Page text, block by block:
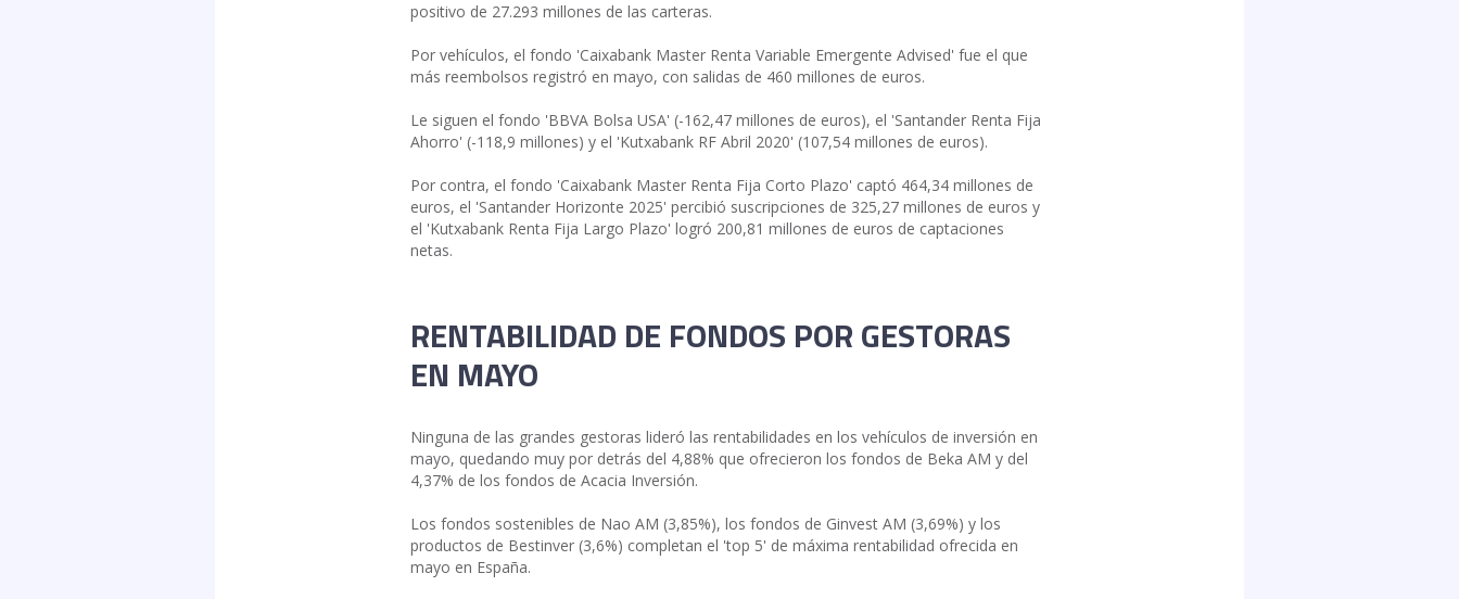
positivo de 27.293 millones de las carteras.
Por vehículos, el fondo 'Caixabank Master Renta Variable Emergente Advised' fue el que
más reembolsos registró en mayo, con salidas de 460 millones de euros.
Le siguen el fondo 'BBVA Bolsa USA' (-162,47 millones de euros), el 'Santander Renta Fija
Ahorro' (-118,9 millones) y el 'Kutxabank RF Abril 2020' (107,54 millones de euros).
Por contra, el fondo 'Caixabank Master Renta Fija Corto Plazo' captó 464,34 millones de
euros, el 'Santander Horizonte 2025' percibió suscripciones de 325,27 millones de euros y
el 'Kutxabank Renta Fija Largo Plazo' logró 200,81 millones de euros de captaciones
netas.
RENTABILIDAD DE FONDOS POR GESTORAS
EN MAYO
Ninguna de las grandes gestoras lideró las rentabilidades en los vehículos de inversión en
mayo, quedando muy por detrás del 4,88% que ofrecieron los fondos de Beka AM y del
4,37% de los fondos de Acacia Inversión.
Los fondos sostenibles de Nao AM (3,85%), los fondos de Ginvest AM (3,69%) y los
productos de Bestinver (3,6%) completan el 'top 5' de máxima rentabilidad ofrecida en
mayo en España.